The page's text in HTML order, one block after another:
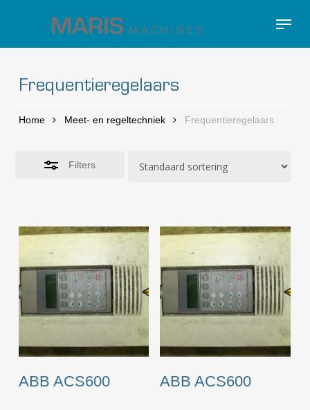
main
Menu
Frequentieregelaars
Home Meet- en regeltechniek Frequentieregelaars
Filters
Close
Filters
ABB ACS600 ABB ACS600
Close